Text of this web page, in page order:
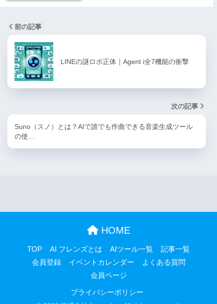
前の記事
LINEの謎ロボ正体｜Agent i全7機能の衝撃
次の記事
Suno（スノ）とは？AIで誰でも作曲できる音楽生成ツール
の使…
HOME
TOP AI フレンズとは AIツール一覧
記事一覧
会員登録
イベントカレンダー
よくある質問
会員ページ
プライバシーポリシー